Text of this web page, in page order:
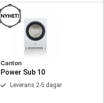
Canton
Power Sub 10
Leverans 2-5 dagar